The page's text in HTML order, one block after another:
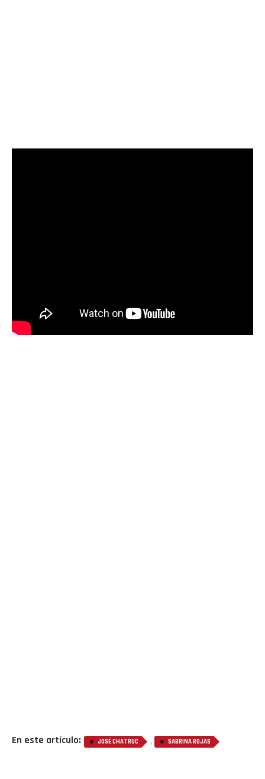
En este artículo: JOSÉ CHATRUC , SABRINA ROJAS